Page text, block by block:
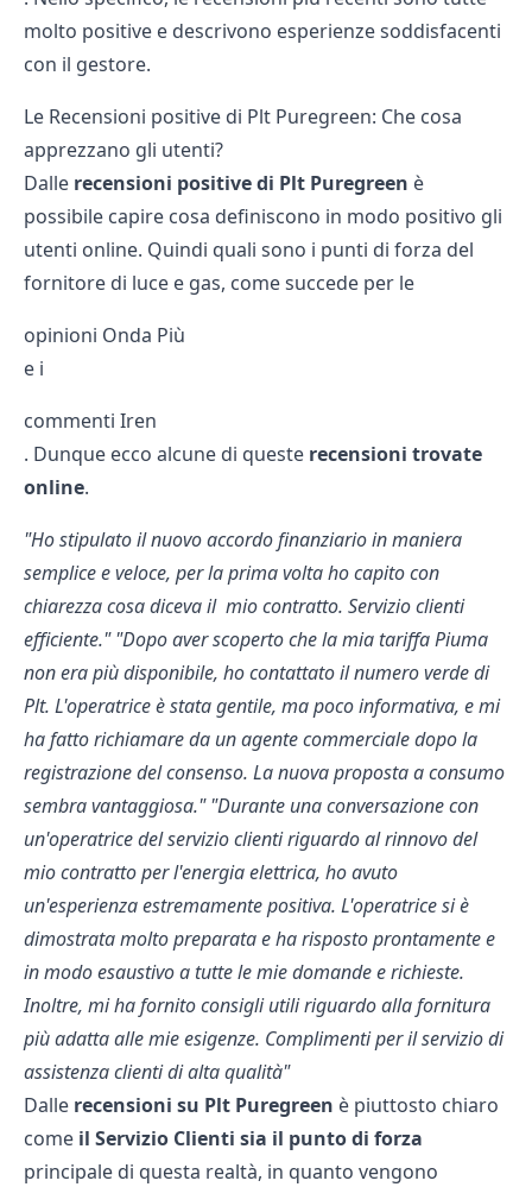
molto positive e descrivono esperienze soddisfacenti
con il gestore.
Le Recensioni positive di Plt Puregreen: Che cosa
apprezzano gli utenti?
Dalle recensioni positive di Plt Puregreen è
possibile capire cosa definiscono in modo positivo gli
utenti online. Quindi quali sono i punti di forza del
fornitore di luce e gas, come succede per le
opinioni Onda Più
e i
commenti Iren
. Dunque ecco alcune di queste recensioni trovate
online.
"Ho stipulato il nuovo accordo finanziario in maniera
semplice e veloce, per la prima volta ho capito con
chiarezza cosa diceva il mio contratto. Servizio clienti
efficiente." "Dopo aver scoperto che la mia tariffa Piuma
non era più disponibile, ho contattato il numero verde di
Plt. L'operatrice è stata gentile, ma poco informativa, e mi
ha fatto richiamare da un agente commerciale dopo la
registrazione del consenso. La nuova proposta a consumo
sembra vantaggiosa." "Durante una conversazione con
un'operatrice del servizio clienti riguardo al rinnovo del
mio contratto per l'energia elettrica, ho avuto
un'esperienza estremamente positiva. L'operatrice si è
dimostrata molto preparata e ha risposto prontamente e
in modo esaustivo a tutte le mie domande e richieste.
Inoltre, mi ha fornito consigli utili riguardo alla fornitura
più adatta alle mie esigenze. Complimenti per il servizio di
assistenza clienti di alta qualità"
Dalle recensioni su Plt Puregreen è piuttosto chiaro
come il Servizio Clienti sia il punto di forza
principale di questa realtà, in quanto vengono